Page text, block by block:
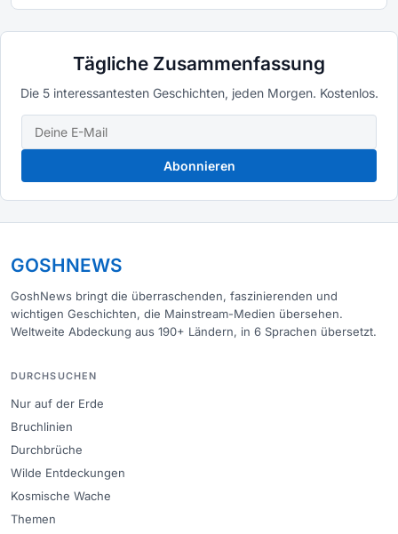
Tägliche Zusammenfassung
Die 5 interessantesten Geschichten, jeden Morgen. Kostenlos.
Abonnieren
GOSHNEWS
GoshNews bringt die überraschenden, faszinierenden und
wichtigen Geschichten, die Mainstream-Medien übersehen.
Weltweite Abdeckung aus 190+ Ländern, in 6 Sprachen übersetzt.
DURCHSUCHEN
Nur auf der Erde
Bruchlinien
Durchbrüche
Wilde Entdeckungen
Kosmische Wache
Themen